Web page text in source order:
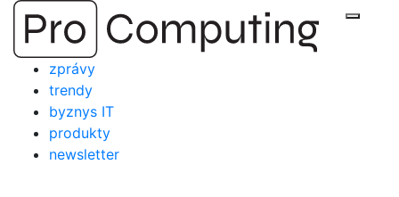
Přejít
obsah
zprávy
trendy
byznys IT
produkty
newsletter